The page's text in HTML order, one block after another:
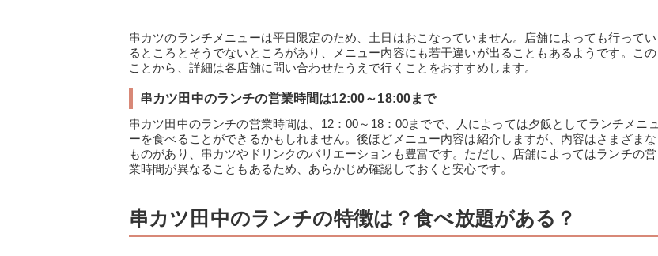
串カツのランチメニューは平日限定のため、土日はおこなっていません。店舗によっても行ってい
るところとそうでないところがあり、メニュー内容にも若干違いが出ることもあるようです。この
ことから、詳細は各店舗に問い合わせたうえで行くことをおすすめします。
串カツ田中のランチの営業時間は12:00～18:00まで
串カツ田中のランチの営業時間は、12：00～18：00までで、人によっては夕飯としてランチメニュ
ーを食べることができるかもしれません。後ほどメニュー内容は紹介しますが、内容はさまざまな
ものがあり、串カツやドリンクのバリエーションも豊富です。ただし、店舗によってはランチの営
業時間が異なることもあるため、あらかじめ確認しておくと安心です。
串カツ田中のランチの特徴は？食べ放題がある？